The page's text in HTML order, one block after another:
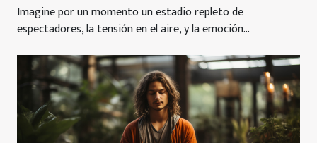
Imagine por un momento un estadio repleto de
espectadores, la tensión en el aire, y la emoción...